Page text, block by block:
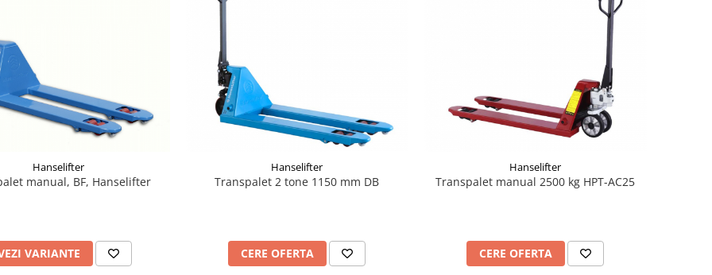
Hanselifter
manual, BF, Hanselifter
VARIANTE
Hanselifter
Transpalet 2 tone 1150 mm DB
CERE OFERTA
Hanselifter
Transpalet manual 2500 kg HPT-AC25
CERE OFERTA